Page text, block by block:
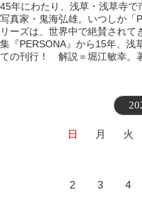
45年にわたり、浅草・浅草寺で
写真家・鬼海弘雄。いつしか「
リーズは、世界中で絶賛され
集『PERSONA』から15年、浅
ての刊行！ 解説＝堀江敏幸。
日 月 火
2 3 4